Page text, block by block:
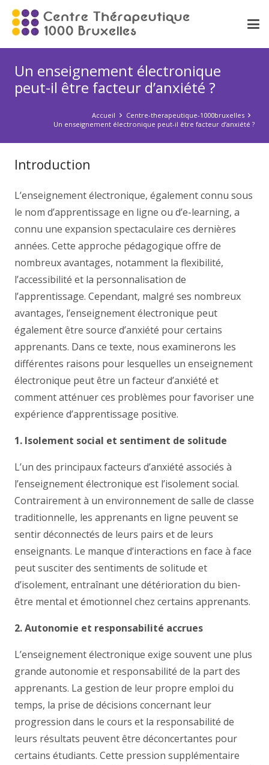
Un enseignement électronique
peut-il être facteur d’anxiété ?
Accueil
Centre-therapeutique-1000bruxelles
Un enseignement électronique peut-il être facteur d’anxiété ?
Introduction
L’enseignement électronique, également connu sous
le nom d’apprentissage en ligne ou d’e-learning, a
connu une expansion spectaculaire ces dernières
années. Cette approche pédagogique offre de
nombreux avantages, notamment la flexibilité,
l’accessibilité et la personnalisation de
l’apprentissage. Cependant, malgré ses nombreux
avantages, l’enseignement électronique peut
également être source d’anxiété pour certains
apprenants. Dans ce texte, nous examinerons les
différentes raisons pour lesquelles un enseignement
électronique peut être un facteur d’anxiété et
comment atténuer ces problèmes pour favoriser une
expérience d’apprentissage positive.
1. Isolement social et sentiment de solitude
L’un des principaux facteurs d’anxiété associés à
l’enseignement électronique est l’isolement social.
Contrairement à un environnement de salle de classe
traditionnelle, les apprenants en ligne peuvent se
sentir déconnectés de leurs pairs et de leurs
enseignants. Le manque d’interactions en face à face
peut susciter des sentiments de solitude et
d’isolement, entraînant une détérioration du bien-
être mental et émotionnel chez certains apprenants.
2. Autonomie et responsabilité accrues
L’enseignement électronique exige souvent une plus
grande autonomie et responsabilité de la part des
apprenants. La gestion de leur propre emploi du
temps, la prise de décisions concernant leur
progression dans le cours et la responsabilité de
leurs résultats peuvent être déconcertantes pour
certains étudiants. Cette pression supplémentaire